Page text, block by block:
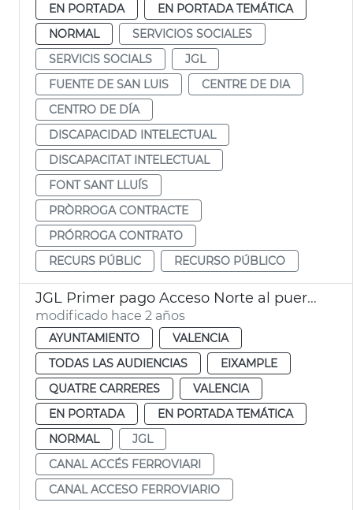
EN PORTADA
EN PORTADA TEMÁTICA
NORMAL
SERVICIOS SOCIALES
SERVICIS SOCIALS
JGL
FUENTE DE SAN LUIS
CENTRE DE DIA
CENTRO DE DÍA
DISCAPACIDAD INTELECTUAL
DISCAPACITAT INTELECTUAL
FONT SANT LLUÍS
PRÒRROGA CONTRACTE
PRÓRROGA CONTRATO
RECURS PÚBLIC
RECURSO PÚBLICO
JGL Primer pago Acceso Norte al puerto
modificado hace 2 años
AYUNTAMIENTO
VALENCIA
TODAS LAS AUDIENCIAS
EIXAMPLE
QUATRE CARRERES
VALENCIA
EN PORTADA
EN PORTADA TEMÁTICA
NORMAL
JGL
CANAL ACCÉS FERROVIARI
CANAL ACCESO FERROVIARIO